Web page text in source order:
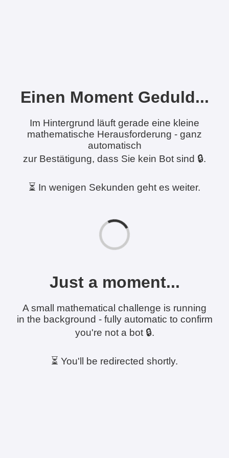
Einen Moment Geduld...
Im Hintergrund läuft gerade eine kleine
mathematische Herausforderung - ganz
automatisch
zur Bestätigung, dass Sie kein Bot sind 🔒.
⏳ In wenigen Sekunden geht es weiter.
Just a moment...
A small mathematical challenge is running
in the background - fully automatic to confirm
you're not a bot 🔒.
⏳ You'll be redirected shortly.